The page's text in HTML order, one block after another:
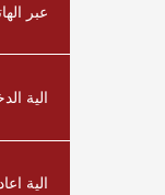
عبر
الية
الية